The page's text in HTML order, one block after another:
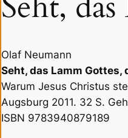
Olaf Neumann
Seht, das Lamm
Warum Jesus Christus
Augsburg 2011. 32 S.
ISBN 9783940879189